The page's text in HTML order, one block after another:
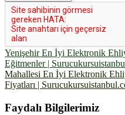
Yenişehir En İyi Elektronik
Eğitmenler |
Mahallesi En İyi Elektronik
Fiyatları |
Faydalı Bilgilerimiz